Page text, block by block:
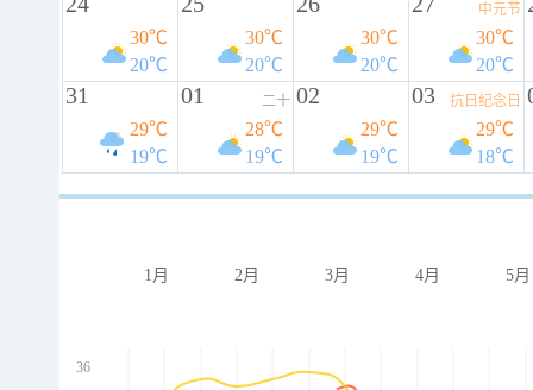
30℃
20℃
30℃
20℃
30℃
20℃
中元节
30℃
20℃
31
29℃
19℃
01 二十
28℃
19℃
02
29℃
19℃
03 抗日纪念日
29℃
18℃
1月 2月 3月 4月 5月
36